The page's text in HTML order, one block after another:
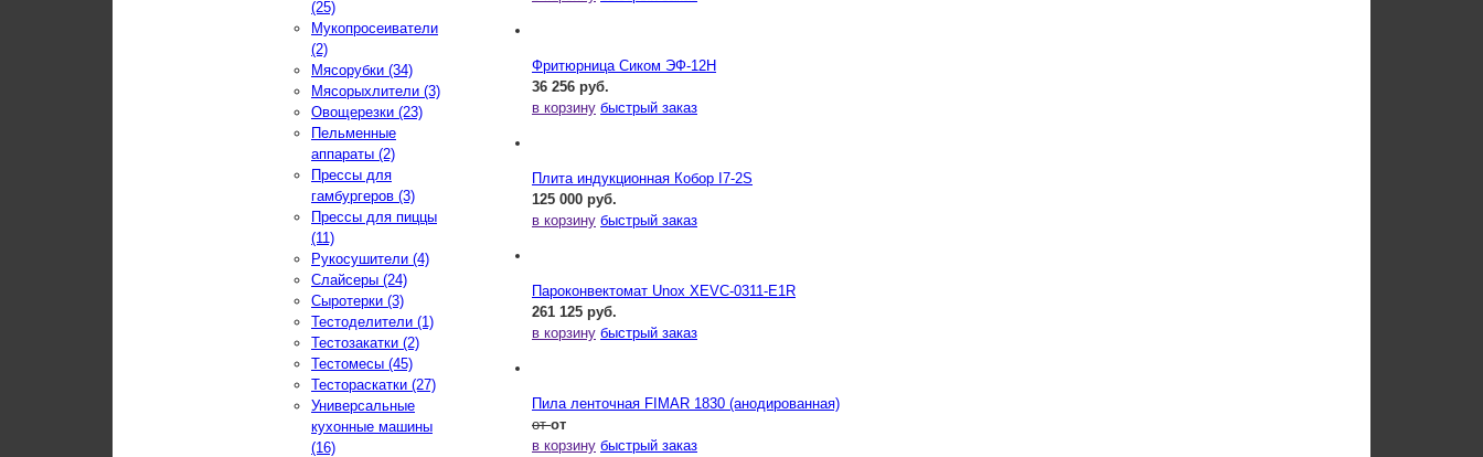
Фритюрница Сиком ЭФ-12Н
36 256 руб.
в корзину быстрый заказ
Плита индукционная Кобор I7-2S
125 000 руб.
в корзину быстрый заказ
Пароконвектомат Unox XEVC-0311-E1R
261 125 руб.
в корзину быстрый заказ
Пила ленточная FIMAR 1830 (анодированная)
отот
в корзину быстрый заказ
(25)
Мукопросеиватели
(2)
Мясорубки (34)
Мясорыхлители (3)
Овощерезки (23)
Пельменные
аппараты (2)
Прессы для
гамбургеров (3)
Прессы для пиццы
(11)
Рукосушители (4)
Слайсеры (24)
Сыротерки (3)
Тестоделители (1)
Тестозакатки (2)
Тестомесы (45)
Тестораскатки (27)
Универсальные
кухонные машины
(16)